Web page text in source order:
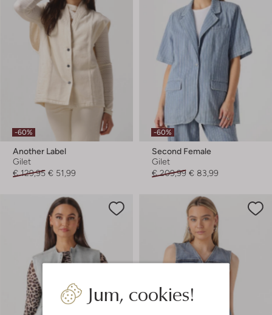
Jum, cookies!
-60%
Another Label
Gilet
€ 129,95 € 51,99
-60%
Second Female
Gilet
€ 209,99 € 83,99